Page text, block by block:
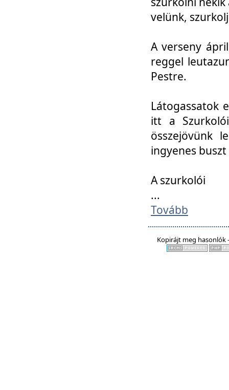
velünk,
A verseny
reggel
Pestre.
Látogassatok
itt a
összejövünk
ingyenes
A szurkolói
...
Tovább
Kopirájt meg hasonlók